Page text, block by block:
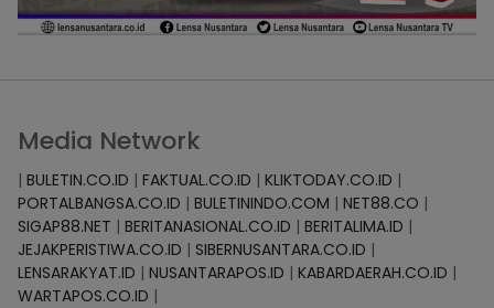
Media Network
| BULETIN.CO.ID | FAKTUAL.CO.ID | KLIKTODAY.CO.ID |
PORTALBANGSA.CO.ID | BULETININDO.COM | NET88.CO |
SIGAP88.NET | BERITANASIONAL.CO.ID | BERITALIMA.ID |
JEJAKPERISTIWA.CO.ID | SIBERNUSANTARA.CO.ID |
LENSARAKYAT.ID | NUSANTARAPOS.ID | KABARDAERAH.CO.ID |
WARTAPOS.CO.ID |